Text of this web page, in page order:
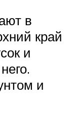
в
край
и
и